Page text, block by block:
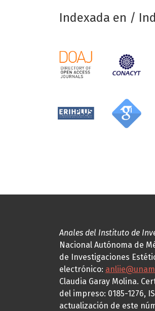
Indexada en /
Anales del Instituto de
Nacional Autónoma de
de Investigaciones
electrónico:
Claudia Garay Molina.
del impreso: 0185-1276,
actualización de este